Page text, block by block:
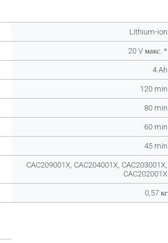
Lithium-ion
20 V макс. *
4 Ah
120 min
80 min
60 min
45 min
CAC209001X, CAC204001X, CAC203001X,
CAC202001X
0,57 кг